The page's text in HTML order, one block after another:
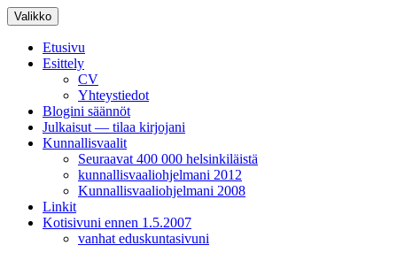
Siirry
sisältöön
Valikko
Etusivu
Esittely
CV
Yhteystiedot
Blogini säännöt
Julkaisut — tilaa kirjojani
Kunnallisvaalit
Seuraavat 400 000 helsinkiläistä
kunnallisvaaliohjelmani 2012
Kunnallisvaaliohjelmani 2008
Linkit
Kotisivuni ennen 1.5.2007
vanhat eduskuntasivuni